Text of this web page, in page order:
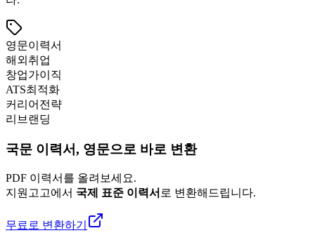
영문이력서
해외취업
창업가이직
ATS최적화
커리어전략
리브랜딩
국문 이력서, 영문으로 바로 변환
PDF 이력서를 올려보세요.
지원고고에서 국제 표준 이력서 로 변환해드립니다.
무료로 변환하기